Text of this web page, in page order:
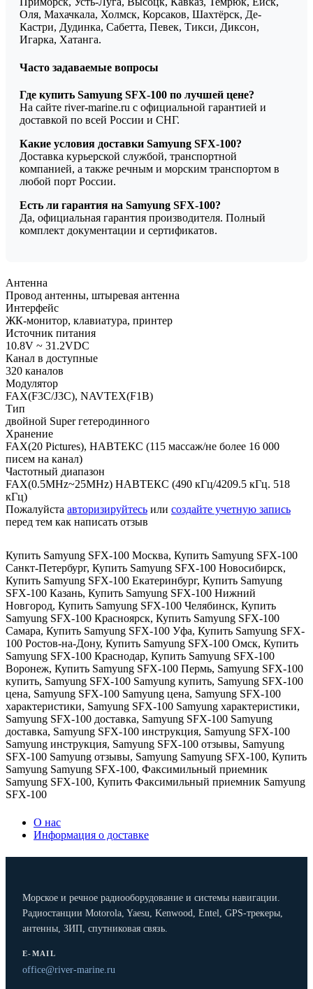
Оля, Махачкала, Холмск, Корсаков, Шахтёрск, Де-
Кастри, Дудинка, Сабетта, Певек, Тикси, Диксон,
Игарка, Хатанга.
Часто задаваемые вопросы
Где купить Samyung SFX-100 по лучшей цене?
На сайте river-marine.ru с официальной гарантией и
доставкой по всей России и СНГ.
Какие условия доставки Samyung SFX-100?
Доставка курьерской службой, транспортной
компанией, а также речным и морским транспортом в
любой порт России.
Есть ли гарантия на Samyung SFX-100?
Да, официальная гарантия производителя. Полный
комплект документации и сертификатов.
Антенна
Провод антенны, штыревая антенна
Интерфейс
ЖК-монитор, клавиатура, принтер
Источник питания
10.8V ~ 31.2VDC
Канал в доступные
320 каналов
Модулятор
FAX(F3C/J3C), NAVTEX(F1B)
Тип
двойной Super гетеродинного
Хранение
FAX(20 Pictures), НАВТЕКС (115 массаж/не более 16 000
писем на канал)
Частотный диапазон
FAX(0.5MHz~25MHz) НАВТЕКС (490 кГц/4209.5 кГц. 518
кГц)
Пожалуйста авторизируйтесь или создайте учетную запись
перед тем как написать отзыв
Купить Samyung SFX-100 Москва, Купить Samyung SFX-100
Санкт-Петербург, Купить Samyung SFX-100 Новосибирск,
Купить Samyung SFX-100 Екатеринбург, Купить Samyung
SFX-100 Казань, Купить Samyung SFX-100 Нижний
Новгород, Купить Samyung SFX-100 Челябинск, Купить
Samyung SFX-100 Красноярск, Купить Samyung SFX-100
Самара, Купить Samyung SFX-100 Уфа, Купить Samyung SFX-
100 Ростов-на-Дону, Купить Samyung SFX-100 Омск, Купить
Samyung SFX-100 Краснодар, Купить Samyung SFX-100
Воронеж, Купить Samyung SFX-100 Пермь, Samyung SFX-100
купить, Samyung SFX-100 Samyung купить, Samyung SFX-100
цена, Samyung SFX-100 Samyung цена, Samyung SFX-100
характеристики, Samyung SFX-100 Samyung характеристики,
Samyung SFX-100 доставка, Samyung SFX-100 Samyung
доставка, Samyung SFX-100 инструкция, Samyung SFX-100
Samyung инструкция, Samyung SFX-100 отзывы, Samyung
SFX-100 Samyung отзывы, Samyung Samyung SFX-100, Купить
Samyung Samyung SFX-100, Факсимильный приемник
Samyung SFX-100, Купить Факсимильный приемник Samyung
SFX-100
О нас
Информация о доставке
Морское и речное радиооборудование и системы навигации.
Радиостанции Motorola, Yaesu, Kenwood, Entel, GPS-трекеры,
антенны, ЗИП, спутниковая связь.
E-MAIL
office@river-marine.ru